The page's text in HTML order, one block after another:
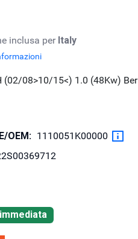
inclusa per Italy
(02/08>10/15<) 1.0 (48Kw) Ber
OEM: 1110051K00000